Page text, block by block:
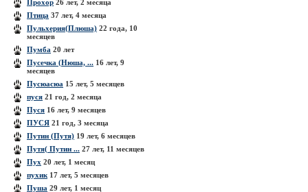
Прохор 26 лет, 2 месяца
Птица 37 лет, 4 месяца
Пульхерия(Плюша) 22 года, 10
месяцев
Пумба 20 лет
Пусечка (Нюша, ... 16 лет, 9
месяцев
Пусюасюа 15 лет, 5 месяцев
пуся 21 год, 2 месяца
Пуся 16 лет, 9 месяцев
ПУСЯ 21 год, 3 месяца
Путин (Путя) 19 лет, 6 месяцев
Путя( Путин ... 27 лет, 11 месяцев
Пух 20 лет, 1 месяц
пухик 17 лет, 5 месяцев
Пуша 29 лет, 1 месяц